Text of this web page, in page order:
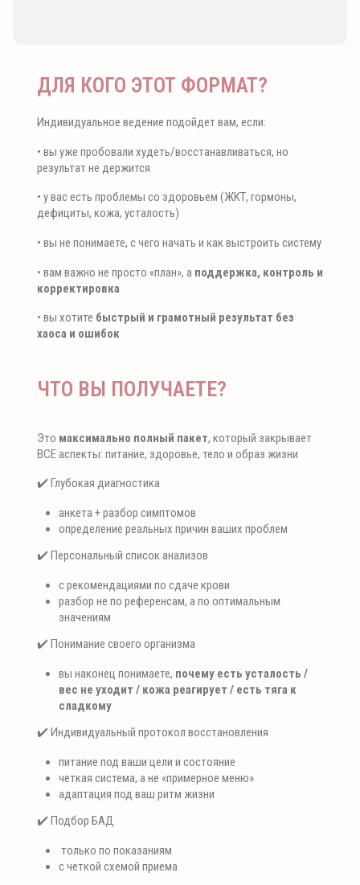
ДЛЯ КОГО ЭТОТ ФОРМАТ?
Индивидуальное ведение подойдет вам, если:
• вы уже пробовали худеть/восстанавливаться, но
результат не держится
• у вас есть проблемы со здоровьем (ЖКТ, гормоны,
дефициты, кожа, усталость)
• вы не понимаете, с чего начать и как выстроить систему
• вам важно не просто «план», а поддержка, контроль и
корректировка
• вы хотите быстрый и грамотный результат без
хаоса и ошибок
ЧТО ВЫ ПОЛУЧАЕТЕ?
Это максимально полный пакет, который закрывает
ВСЕ аспекты: питание, здоровье, тело и образ жизни
✔️ Глубокая диагностика
анкета + разбор симптомов
определение реальных причин ваших проблем
✔️ Персональный список анализов
с рекомендациями по сдаче крови
разбор не по референсам, а по оптимальным
значениям
✔️ Понимание своего организма
вы наконец понимаете, почему есть усталость /
вес не уходит / кожа реагирует / есть тяга к
сладкому
✔️ Индивидуальный протокол восстановления
питание под ваши цели и состояние
четкая система, а не «примерное меню»
адаптация под ваш ритм жизни
✔️ Подбор БАД
только по показаниям
с четкой схемой приема